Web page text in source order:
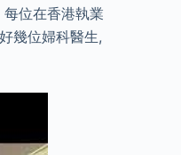
位在香港執業
幾位婦科醫生,